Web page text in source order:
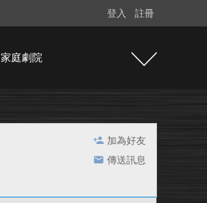
登入 註冊
家庭劇院
加為好友
傳送訊息